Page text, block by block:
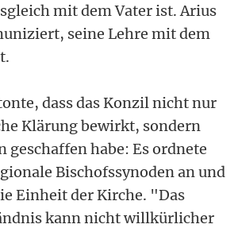
mit dem Vater ist. Arius
seine Lehre mit dem
dass das Konzil nicht nur
Klärung bewirkt, sondern
geschaffen habe: Es ordnete
Bischofssynoden an und
Einheit der Kirche. "Das
kann nicht willkürlicher